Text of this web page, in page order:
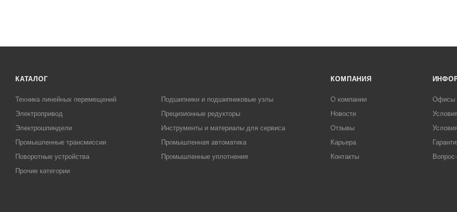
КАТАЛОГ
Техника линейных перемещений
Подшипники и подшипниковые узлы
Электропривод
Прецизионные редукторы
Электрошпиндели
Инструменты и материалы для сервиса
Промышленные трансмиссии
Промышленная автоматика
Поворотные устройства
Промышленные уплотнения
Прочие категории
КОМПАНИЯ
О компании
Новости
Отзывы
Карьера
Контакты
Офисы